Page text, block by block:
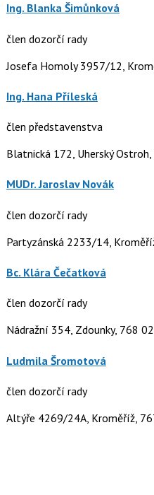
Ing. Blanka Šimůnková
člen dozorčí rady
Josefa Homoly 3957/12,
Ing. Hana Příleská
člen představenstva
Blatnická 172, Uherský
MUDr. Jaroslav Novák
člen dozorčí rady
Partyzánská 2233/14,
Bc. Klára Čečatková
člen dozorčí rady
Nádražní 354, Zdounky, 768
Ludmila Šromotová
člen dozorčí rady
Altýře 4269/24A, Kroměříž,